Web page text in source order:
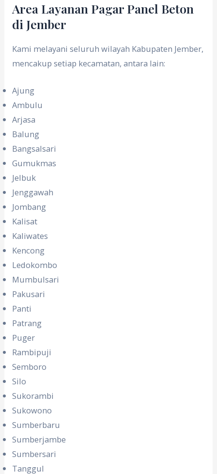
Area Layanan Pagar Panel Beton
di Jember
Kami melayani seluruh wilayah Kabupaten Jember,
mencakup setiap kecamatan, antara lain:
Ajung
Ambulu
Arjasa
Balung
Bangsalsari
Gumukmas
Jelbuk
Jenggawah
Jombang
Kalisat
Kaliwates
Kencong
Ledokombo
Mumbulsari
Pakusari
Panti
Patrang
Puger
Rambipuji
Semboro
Silo
Sukorambi
Sukowono
Sumberbaru
Sumberjambe
Sumbersari
Tanggul